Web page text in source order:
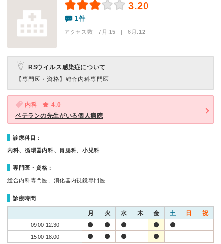
3.20
1件
アクセス数 7月:15 | 6月:12
RSウイルス感染症について
【専門医・資格】 総合内科専門医
内科
4.0
ベテランの先生がいる個人病院
診療科目：
内科、循環器内科、胃腸科、小児科
専門医・資格：
総合内科専門医、消化器内視鏡専門医
診療時間
月 火 水 木 金 土 日 祝
09:00-12:30
15:00-18:00